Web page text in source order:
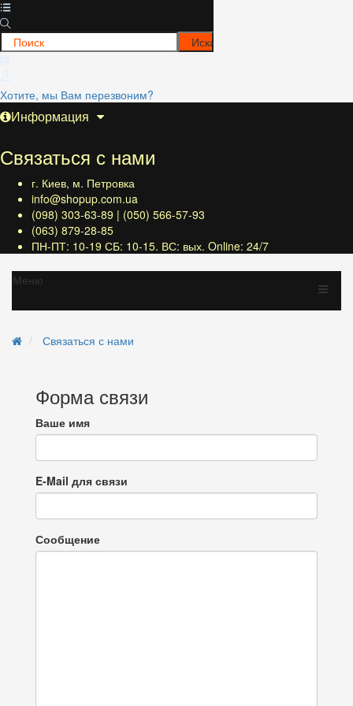
Хотите, мы Вам перезвоним?
Информация
Связаться с нами
г. Киев, м. Петровка
info@shopup.com.ua
(098) 303-63-89 | (050) 566-57-93
(063) 879-28-85
ПН-ПТ: 10-19 СБ: 10-15. ВС: вых. Online: 24/7
Меню
Связаться с нами
Форма связи
Ваше имя
E-Mail для связи
Сообщение